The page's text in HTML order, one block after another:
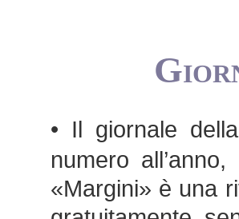
• Il giornale
numero
«Margini» è una